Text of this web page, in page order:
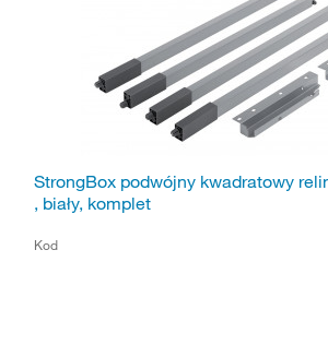
StrongBox podwójny kwadratowy
, biały, komplet
Kod